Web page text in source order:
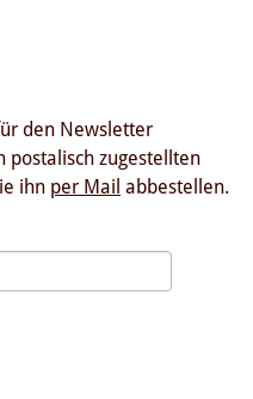
den Newsletter
postalisch zugestellten
ihn per Mail abbestellen.